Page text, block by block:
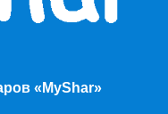
«MyShar»